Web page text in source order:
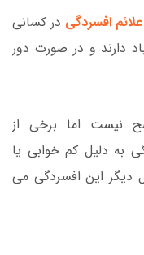
علائم افسردگی در کسانی
دارند و در صورت دور
نیست اما برخی از
به دلیل کم خوابی یا
دیگر این افسردگی می